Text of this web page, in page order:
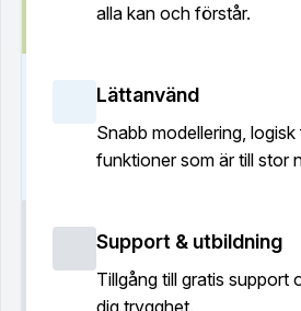
alla kan och förstår.
Lättanvänd
Snabb modellering,
funktioner som är till stor
Support & utbildning
Tillgång till gratis support
dig trygghet.